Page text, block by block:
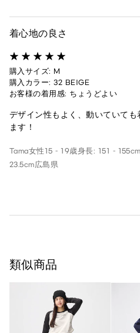
着心地の良さ
購入サイズ: M
購入カラー: 32 BEIGE
お客様の着用感: ちょうどよい
デザイン性もよく、動いていて
ます！
Tama女性 15 - 19歳身長: 151 - 155cm
23.5cm広島県
類似商品